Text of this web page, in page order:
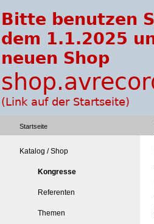
Startseite
Katalog / Shop
Kongresse
Referenten
Themen